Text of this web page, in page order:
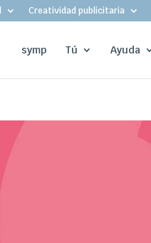
Creatividad publicitaria
symp Tú Ayuda